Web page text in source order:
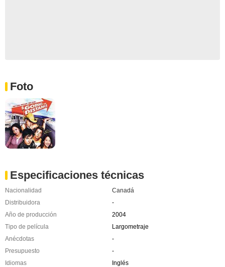
Foto
Especificaciones técnicas
Nacionalidad
Canadá
Distribuidora
-
Año de producción
2004
Tipo de película
Largometraje
Anécdotas
-
Presupuesto
-
Idiomas
Inglés